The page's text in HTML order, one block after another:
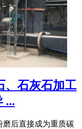
、石灰石加工
...
后直接成为重质碳